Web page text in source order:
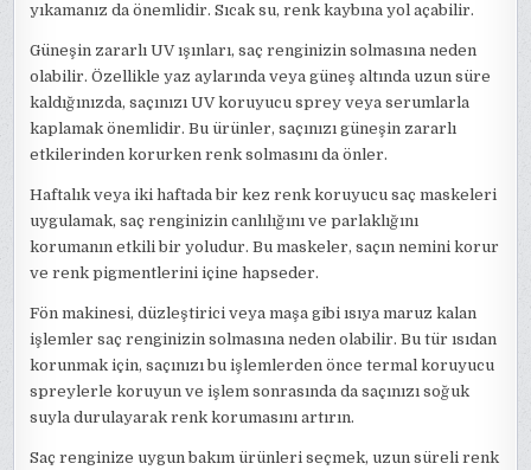
yıkamanız da önemlidir. Sıcak su, renk kaybına yol açabilir.
Güneşin zararlı UV ışınları, saç renginizin solmasına neden
olabilir. Özellikle yaz aylarında veya güneş altında uzun süre
kaldığınızda, saçınızı UV koruyucu sprey veya serumlarla
kaplamak önemlidir. Bu ürünler, saçınızı güneşin zararlı
etkilerinden korurken renk solmasını da önler.
Haftalık veya iki haftada bir kez renk koruyucu saç maskeleri
uygulamak, saç renginizin canlılığını ve parlaklığını
korumanın etkili bir yoludur. Bu maskeler, saçın nemini korur
ve renk pigmentlerini içine hapseder.
Fön makinesi, düzleştirici veya maşa gibi ısıya maruz kalan
işlemler saç renginizin solmasına neden olabilir. Bu tür ısıdan
korunmak için, saçınızı bu işlemlerden önce termal koruyucu
spreylerle koruyun ve işlem sonrasında da saçınızı soğuk
suyla durulayarak renk korumasını artırın.
Saç renginize uygun bakım ürünleri seçmek, uzun süreli renk